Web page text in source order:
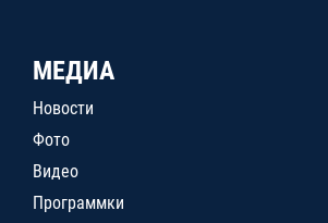
МЕДИА
Новости
Фото
Видео
Программки